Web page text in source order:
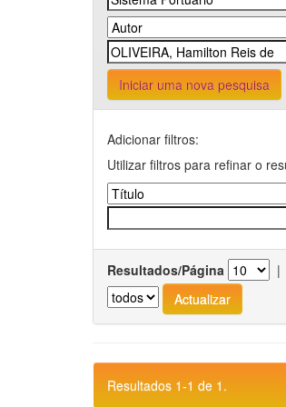
Iniciar uma nova pesquisa
Adicionar filtros:
Utilizar filtros para refinar o
Resultados/Página |
Resultados 1-1 de 1.